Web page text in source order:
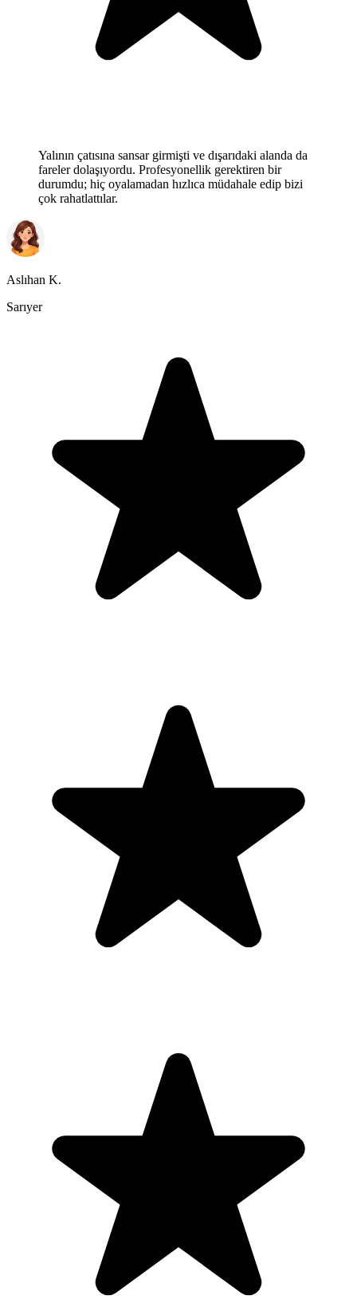
Yalının çatısına sansar girmişti ve dışarıdaki alanda da
fareler dolaşıyordu. Profesyonellik gerektiren bir
durumdu; hiç oyalamadan hızlıca müdahale edip bizi
çok rahatlattılar.
Aslıhan K.
Sarıyer